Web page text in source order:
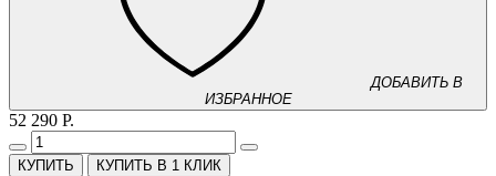
ДОБАВИТЬ В
ИЗБРАННОЕ
52 290 Р.
КУПИТЬ В 1 КЛИК